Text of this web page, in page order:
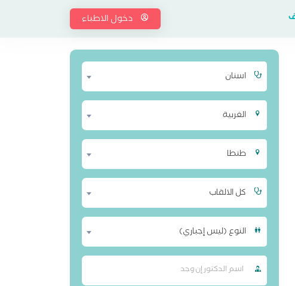
دخول الاطباء
اسنان
الغربية
طنطا
كل الالقاب
النوع (ليس إجباري)